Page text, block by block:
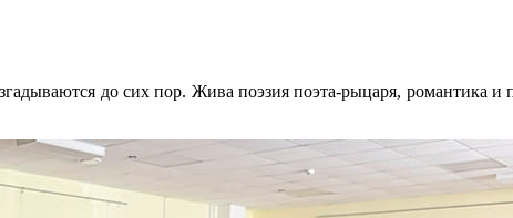
до сих пор. Жива поэзия поэта-рыцаря, романтика и